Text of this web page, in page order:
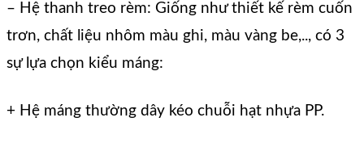
– Hệ thanh treo rèm: Giống như thiết kế rèm cuốn
trơn, chất liệu nhôm màu ghi, màu vàng be,.., có 3
sự lựa chọn kiểu máng:
+ Hệ máng thường dây kéo chuỗi hạt nhựa PP.